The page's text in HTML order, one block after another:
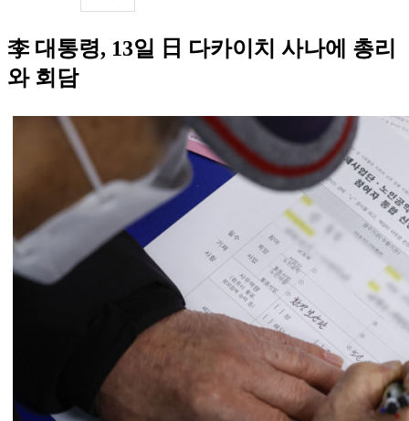
李 대통령, 13일 日 다카이치 사나에 총리
와 회담